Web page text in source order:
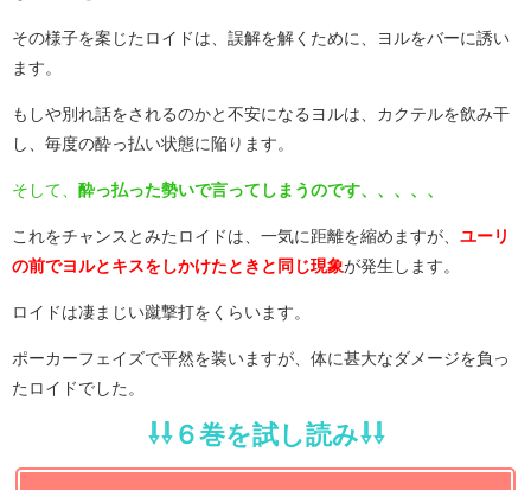
その様子を案じたロイドは、誤解を解くために、ヨルをバーに誘い
ます。
もしや別れ話をされるのかと不安になるヨルは、カクテルを飲み干
し、毎度の酔っ払い状態に陥ります。
そして、 酔っ払った勢いで言ってしまうのです、、、、、
これをチャンスとみたロイドは、一気に距離を縮めますが、 ユーリ
の前でヨルとキスをしかけたときと同じ現象が発生します。
ロイドは凄まじい蹴撃打をくらいます。
ポーカーフェイズで平然を装いますが、体に甚大なダメージを負っ
たロイドでした。
⇩⇩６巻を試し読み⇩⇩